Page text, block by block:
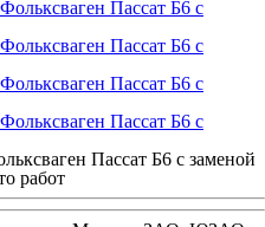
Пассат Б6 с заменой
работ